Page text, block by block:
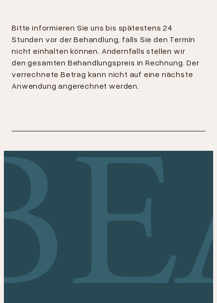
Bitte informieren Sie uns bis spätestens 24
Stunden vor der Behandlung, falls Sie den Termin
nicht einhalten können. Andernfalls stellen wir
den gesamten Behandlungspreis in Rechnung. Der
verrechnete Betrag kann nicht auf eine nächste
Anwendung angerechnet werden.